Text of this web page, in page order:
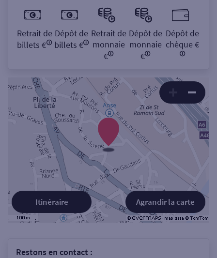
Retrait de
billets €
Dépôt de
billets €
Retrait de
monnaie
€
Dépôt de
monnaie
€
Dépôt de
chèque €
Agrandir la carte
Itinéraire
Restons en contact :